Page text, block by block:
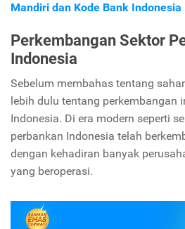
Mandiri dan Kode Bank Indonesia
Perkembangan Sektor
Indonesia
Sebelum membahas tentang
lebih dulu tentang perkembangan
Indonesia. Di era modern seperti
perbankan Indonesia telah
dengan kehadiran banyak
yang beroperasi.